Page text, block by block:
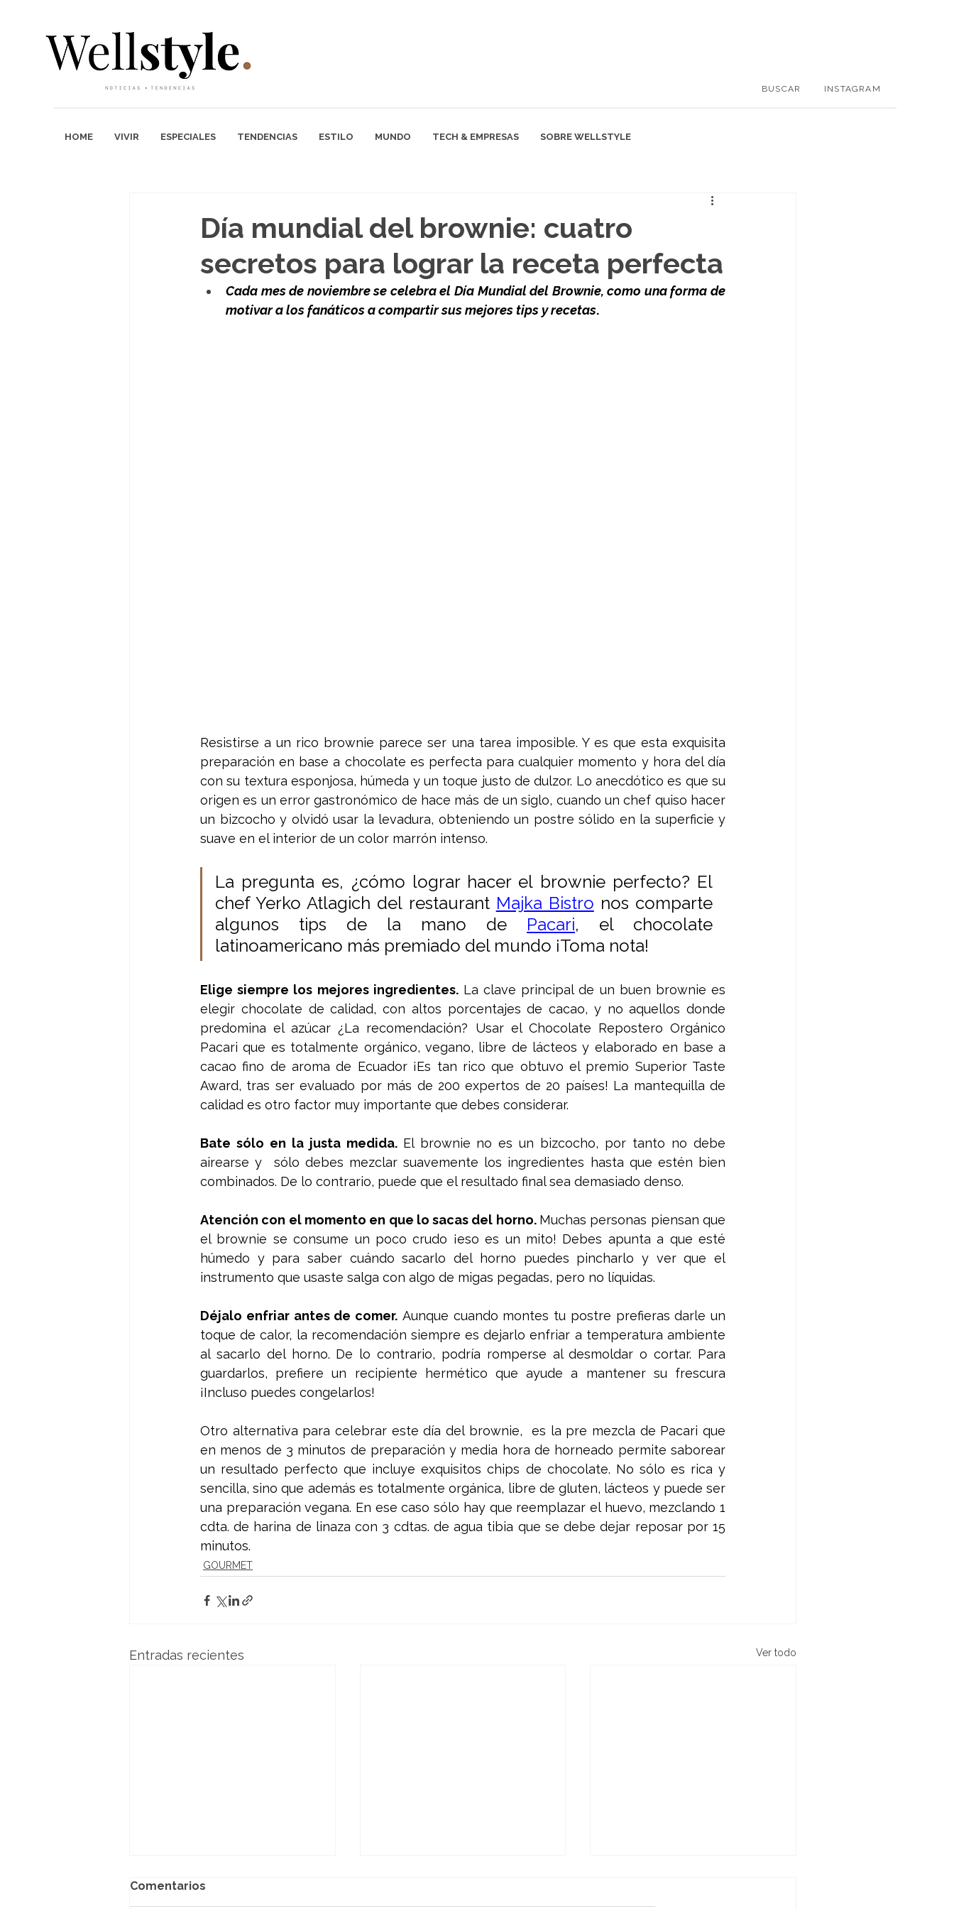
BUSCAR INSTAGRAM
HOME VIVIR ESPECIALES TENDENCIAS ESTILO MUNDO TECH & EMPRESAS SOBRE WELLSTYLE
Día mundial del brownie: cuatro
secretos para lograr la receta perfecta
Cada mes de noviembre se celebra el Día Mundial del Brownie, como una forma de
motivar a los fanáticos a compartir sus mejores tips y recetas.
Resistirse a un rico brownie parece ser una tarea imposible. Y es que esta exquisita
preparación en base a chocolate es perfecta para cualquier momento y hora del día
con su textura esponjosa, húmeda y un toque justo de dulzor. Lo anecdótico es que su
origen es un error gastronómico de hace más de un siglo, cuando un chef quiso hacer
un bizcocho y olvidó usar la levadura, obteniendo un postre sólido en la superficie y
suave en el interior de un color marrón intenso.
La pregunta es, ¿cómo lograr hacer el brownie perfecto? El
chef Yerko Atlagich del restaurant Majka Bistro nos comparte
algunos tips de la mano de Pacari, el chocolate
latinoamericano más premiado del mundo ¡Toma nota!
Elige siempre los mejores ingredientes. La clave principal de un buen brownie es
elegir chocolate de calidad, con altos porcentajes de cacao, y no aquellos donde
predomina el azúcar ¿La recomendación? Usar el Chocolate Repostero Orgánico
Pacari que es totalmente orgánico, vegano, libre de lácteos y elaborado en base a
cacao fino de aroma de Ecuador ¡Es tan rico que obtuvo el premio Superior Taste
Award, tras ser evaluado por más de 200 expertos de 20 países! La mantequilla de
calidad es otro factor muy importante que debes considerar.
Bate sólo en la justa medida. El brownie no es un bizcocho, por tanto no debe
airearse y  sólo debes mezclar suavemente los ingredientes hasta que estén bien
combinados. De lo contrario, puede que el resultado final sea demasiado denso.
Atención con el momento en que lo sacas del horno. Muchas personas piensan que
el brownie se consume un poco crudo ¡eso es un mito! Debes apunta a que esté
húmedo y para saber cuándo sacarlo del horno puedes pincharlo y ver que el
instrumento que usaste salga con algo de migas pegadas, pero no líquidas.
Déjalo enfriar antes de comer. Aunque cuando montes tu postre prefieras darle un
toque de calor, la recomendación siempre es dejarlo enfriar a temperatura ambiente
al sacarlo del horno. De lo contrario, podría romperse al desmoldar o cortar. Para
guardarlos, prefiere un recipiente hermético que ayude a mantener su frescura
¡Incluso puedes congelarlos!
Otro alternativa para celebrar este día del brownie,  es la pre mezcla de Pacari que
en menos de 3 minutos de preparación y media hora de horneado permite saborear
un resultado perfecto que incluye exquisitos chips de chocolate. No sólo es rica y
sencilla, sino que además es totalmente orgánica, libre de gluten, lácteos y puede ser
una preparación vegana. En ese caso sólo hay que reemplazar el huevo, mezclando 1
cdta. de harina de linaza con 3 cdtas. de agua tibia que se debe dejar reposar por 15
minutos.
GOURMET
Entradas recientes Ver todo
Comentarios